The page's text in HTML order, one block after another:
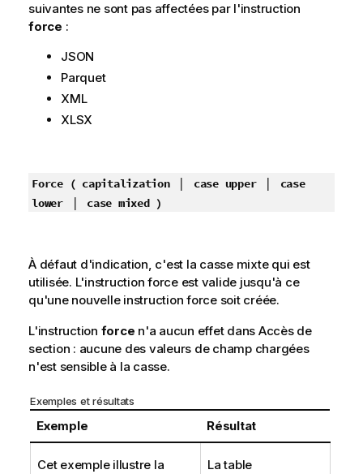
suivantes ne sont pas affectées par l'instruction
force :
JSON
Parquet
XML
XLSX
Force ( capitalization| case upper|
case
lower| case mixed )
À défaut d'indication, c'est la casse mixte qui est
utilisée. L'instruction force est valide jusqu'à ce
qu'une nouvelle instruction force soit créée.
L'instruction force n'a aucun effet dans Accès de
section : aucune des valeurs de champ chargées
n'est sensible à la casse.
Exemples et résultats
Exemple Résultat
Cet exemple illustre la
La table